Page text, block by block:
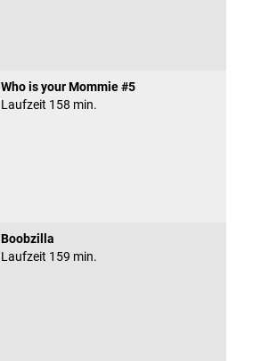
Who is your Mommie #5
Laufzeit 158 min.
Boobzilla
Laufzeit 159 min.